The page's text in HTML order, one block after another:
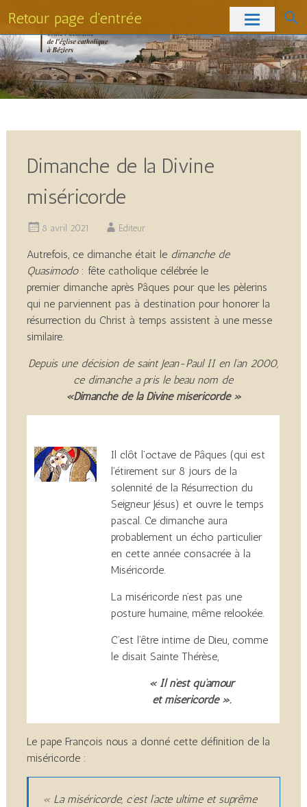
Retour page d'entrée
Skip
to
content
Dimanche de la Divine
miséricorde
8 avril 2021 Editeur
Autrefois, ce dimanche était le dimanche de
Quasimodo: fête catholique célébrée le
premier dimanche après Pâques pour que les pèlerins
qui ne parviennent pas à destination pour honorer la
résurrection du Christ à temps assistent à une messe
similaire.
Depuis une décision de saint Jean-Paul II en l’an 2000,
ce dimanche a pris le beau nom de
«Dimanche de la Divine miséricorde »
Il clôt l’octave de Pâques (qui est
l’étirement sur 8 jours de la
solennité de la Résurrection du
Seigneur Jésus) et ouvre le temps
pascal. Ce dimanche aura
probablement un écho particulier
en cette année consacrée à la
Miséricorde.
La miséricorde n’est pas une
posture humaine, même relookée.
C’est l’être intime de Dieu, comme
le disait Sainte Thérèse,
« Il n’est qu’amour
et miséricorde ».
Le pape François nous a donné cette définition de la
miséricorde :
« La miséricorde, c’est l’acte ultime et suprême